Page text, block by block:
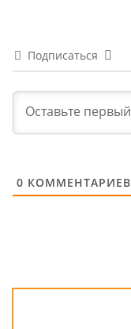
Подписаться
0 КОММЕНТАРИЕВ